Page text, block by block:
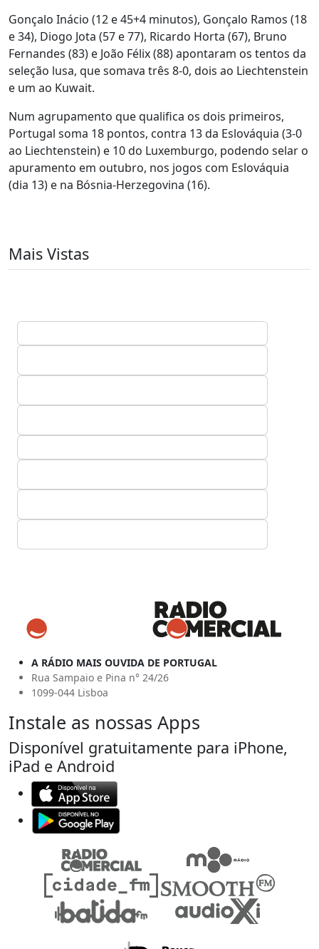
Gonçalo Inácio (12 e 45+4 minutos), Gonçalo Ramos (18
e 34), Diogo Jota (57 e 77), Ricardo Horta (67), Bruno
Fernandes (83) e João Félix (88) apontaram os tentos da
seleção lusa, que somava três 8-0, dois ao Liechtenstein
e um ao Kuwait.
Num agrupamento que qualifica os dois primeiros,
Portugal soma 18 pontos, contra 13 da Eslováquia (3-0
ao Liechtenstein) e 10 do Luxemburgo, podendo selar o
apuramento em outubro, nos jogos com Eslováquia
(dia 13) e na Bósnia-Herzegovina (16).
Mais Vistas
A RÁDIO MAIS OUVIDA DE PORTUGAL
Rua Sampaio e Pina n° 24/26
1099-044 Lisboa
Instale as nossas Apps
Disponível gratuitamente para iPhone,
iPad e Android